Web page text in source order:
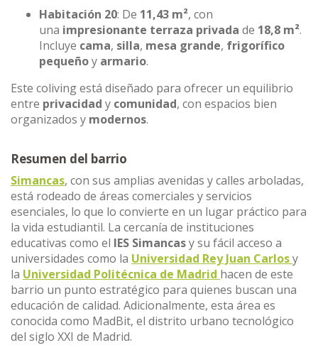
Habitación 20: De 11,43 m², con
una impresionante terraza privada de 18,8 m².
Incluye cama, silla, mesa grande, frigorífico
pequeñoy armario.
Este coliving está diseñado para ofrecer un equilibrio
entre privacidad y comunidad, con espacios bien
organizados y modernos.
Resumen del barrio
Simancas, con sus amplias avenidas y calles arboladas,
está rodeado de áreas comerciales y servicios
esenciales, lo que lo convierte en un lugar práctico para
la vida estudiantil. La cercanía de instituciones
educativas como el IES Simancasy su fácil acceso a
universidades como la Universidad Rey Juan Carlosy
la Universidad Politécnica de Madrid hacen de este
barrio un punto estratégico para quienes buscan una
educación de calidad. Adicionalmente, esta área es
conocida como MadBit, el distrito urbano tecnológico
del siglo XXI de Madrid.